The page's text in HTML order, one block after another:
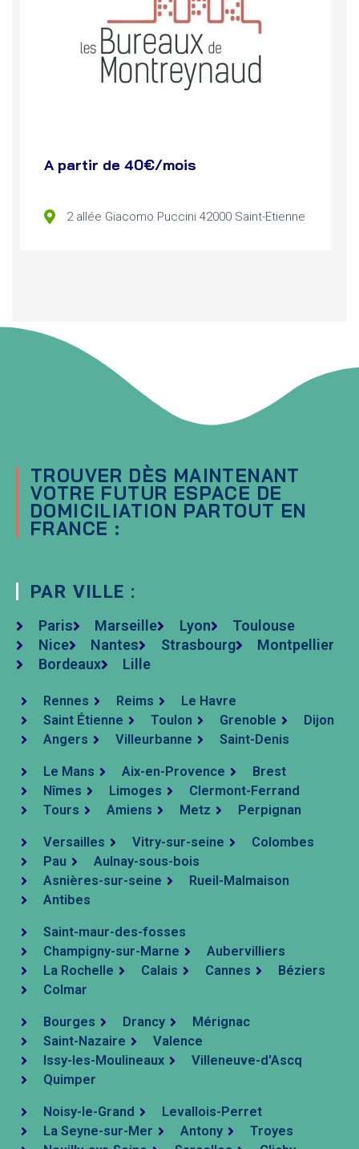
A partir de 40€/mois
2 allée Giacomo Puccini 42000 Saint-Etienne
TROUVER DÈS MAINTENANT
VOTRE FUTUR ESPACE DE
DOMICILIATION PARTOUT EN
FRANCE :
PAR VILLE :
Paris Marseille Lyon
Toulouse
Nice
Nantes Strasbourg
Montpellier
Bordeaux
Lille
Rennes Reims
Le Havre
Saint Étienne
Toulon Grenoble
Dijon
Angers
Villeurbanne Saint-Denis
Le Mans Aix-en-Provence
Brest
Nîmes
Limoges
Clermont-Ferrand
Tours
Amiens Metz Perpignan
Versailles Vitry-sur-seine
Colombes
Pau
Aulnay-sous-bois
Asnières-sur-seine
Rueil-Malmaison
Antibes
Saint-maur-des-fosses
Champigny-sur-Marne
Aubervilliers
La Rochelle
Calais Cannes
Béziers
Colmar
Bourges Drancy
Mérignac
Saint-Nazaire
Valence
Issy-les-Moulineaux
Villeneuve-d'Ascq
Quimper
Noisy-le-Grand
Levallois-Perret
La Seyne-sur-Mer
Antony
Troyes